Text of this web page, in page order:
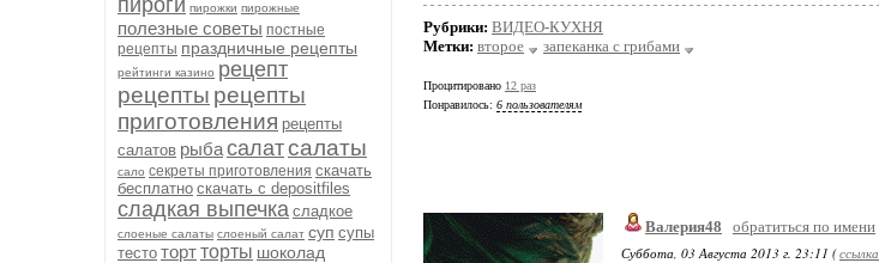
пироги пирожки пирожные
полезные советы постные
рецепты праздничные рецепты
рейтинги казино рецепт
рецепты рецепты
приготовления рецепты
салатов рыбасалатсалаты
сало секреты приготовления скачать
бесплатно скачать с depositfiles
сладкая выпечка сладкое
слоеные салаты слоеный салат суп супы
тесто тортторты шоколад
Рубрики: ВИДЕО-КУХНЯ
Метки: второе запеканка с грибами
Процитировано 12 раз
Понравилось: 6 пользователям
Валерия48
обратиться по имени
Суббота, 03 Августа 2013 г. 23:11 (ссылка